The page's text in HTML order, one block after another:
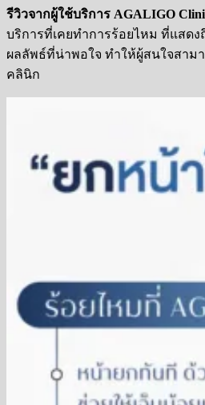
รีวิวจากผู้ใช้บริการ AGALIGO
บริการที่เคยทำการร้อยไหม ที่แสดง
ผลลัพธ์ที่น่าพอใจ ทำให้ผู้สนใจสาม
คลินิก